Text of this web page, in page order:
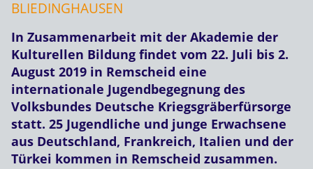
BLIEDINGHAUSEN
In Zusammenarbeit mit der Akademie der
Kulturellen Bildung findet vom 22. Juli bis 2.
August 2019 in Remscheid eine
internationale Jugendbegegnung des
Volksbundes Deutsche Kriegsgräberfürsorge
statt. 25 Jugendliche und junge Erwachsene
aus Deutschland, Frankreich, Italien und der
Türkei kommen in Remscheid zusammen.